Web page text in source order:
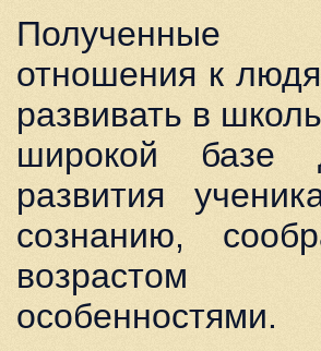
Полученные
отношения к
развивать в
широкой базе
развития
сознанию,
возрастом
особенностями.